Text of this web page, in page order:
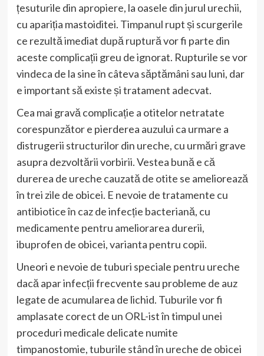
țesuturile din apropiere, la oasele din jurul urechii,
cu apariția mastoiditei. Timpanul rupt și scurgerile
ce rezultă imediat după ruptură vor fi parte din
aceste complicații greu de ignorat. Rupturile se vor
vindeca de la sine în câteva săptămâni sau luni, dar
e important să existe și tratament adecvat.
Cea mai gravă complicație a otitelor netratate
corespunzător e pierderea auzului ca urmare a
distrugerii structurilor din ureche, cu urmări grave
asupra dezvoltării vorbirii. Vestea bună e că
durerea de ureche cauzată de otite se ameliorează
în trei zile de obicei. E nevoie de tratamente cu
antibiotice în caz de infecție bacteriană, cu
medicamente pentru ameliorarea durerii,
ibuprofen de obicei, varianta pentru copii.
Uneori e nevoie de tuburi speciale pentru ureche
dacă apar infecții frecvente sau probleme de auz
legate de acumularea de lichid. Tuburile vor fi
amplasate corect de un ORL-ist în timpul unei
proceduri medicale delicate numite
timpanostomie, tuburile stând în ureche de obicei